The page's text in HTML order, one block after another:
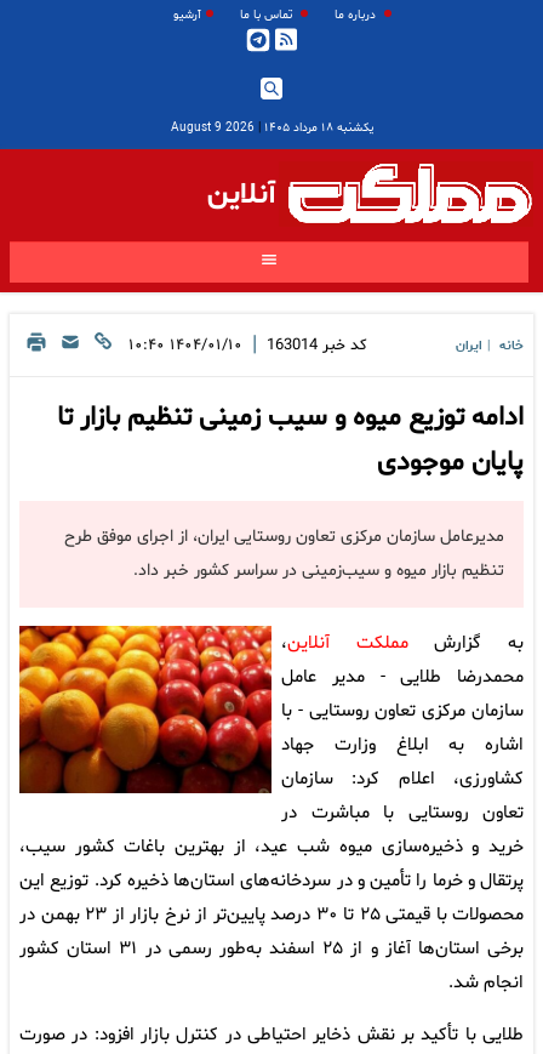
درباره ما تماس با ما آرشیو
یکشنبه ۱۸ مرداد ۱۴۰۵ |
2026 August 9
آنلاین
خانه ایران کد خبر 163014
| ۱۴۰۴/۰۱/۱۰ ۱۰:۴۰
ادامه توزیع میوه و سیب زمینی تنظیم بازار تا
پایان موجودی
مدیرعامل سازمان مرکزی تعاون روستایی ایران، از اجرای موفق طرح
تنظیم بازار میوه و سیب‌زمینی در سراسر کشور خبر داد.
به گزارشمملکت آنلاین،
محمدرضا طلایی - مدیر عامل
سازمان مرکزی تعاون روستایی - با
اشاره به ابلاغ وزارت جهاد
کشاورزی، اعلام کرد: سازمان
تعاون روستایی با مباشرت در
خرید و ذخیره‌سازی میوه شب عید، از بهترین باغات کشور سیب،
پرتقال و خرما را تأمین و در سردخانه‌های استان‌ها ذخیره کرد. توزیع این
محصولات با قیمتی ۲۵ تا ۳۰ درصد پایین‌تر از نرخ بازار از ۲۳ بهمن در
برخی استان‌ها آغاز و از ۲۵ اسفند به‌طور رسمی در ۳۱ استان کشور
انجام شد.
طلایی با تأکید بر نقش ذخایر احتیاطی در کنترل بازار افزود: در صورت